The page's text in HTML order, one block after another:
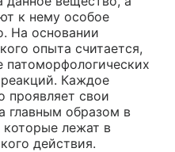
к нему особое
На основании
опыта считается,
патоморфологических
Каждое
проявляет свои
главным образом в
которые лежат в
действия.